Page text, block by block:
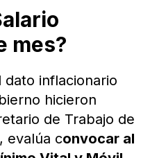
mes?
inflacionario
hicieron
de Trabajo de
, evalúa convocar al